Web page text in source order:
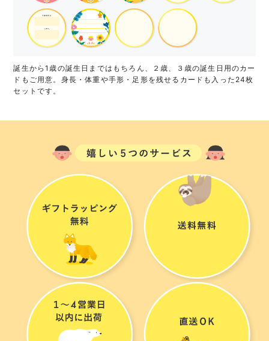
誕生から1歳の誕生日まではもちろん、２歳、３歳の誕生日用のカー
ドもご用意。身長・体重や手形・足形を残せるカードも入った24枚
セットです。